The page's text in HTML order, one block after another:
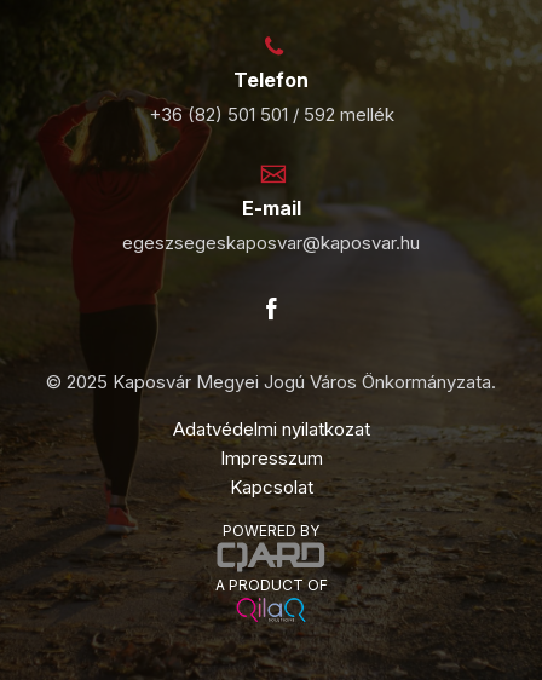
Telefon
+36 (82) 501 501 / 592 mellék
E-mail
egeszsegeskaposvar@kaposvar.hu
© 2025 Kaposvár Megyei Jogú Város Önkormányzata.
Adatvédelmi nyilatkozat
Impresszum
Kapcsolat
POWERED BY
A PRODUCT OF